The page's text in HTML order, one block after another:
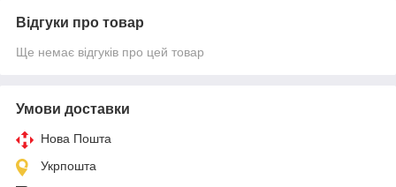
Відгуки про товар
Ще немає відгуків про цей товар
Умови доставки
Нова Пошта
Укрпошта